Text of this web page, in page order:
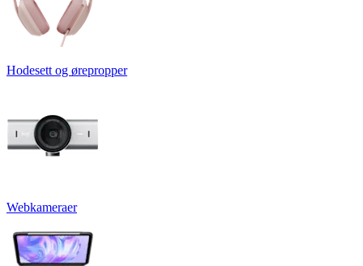
Hodesett og ørepropper
Webkameraer